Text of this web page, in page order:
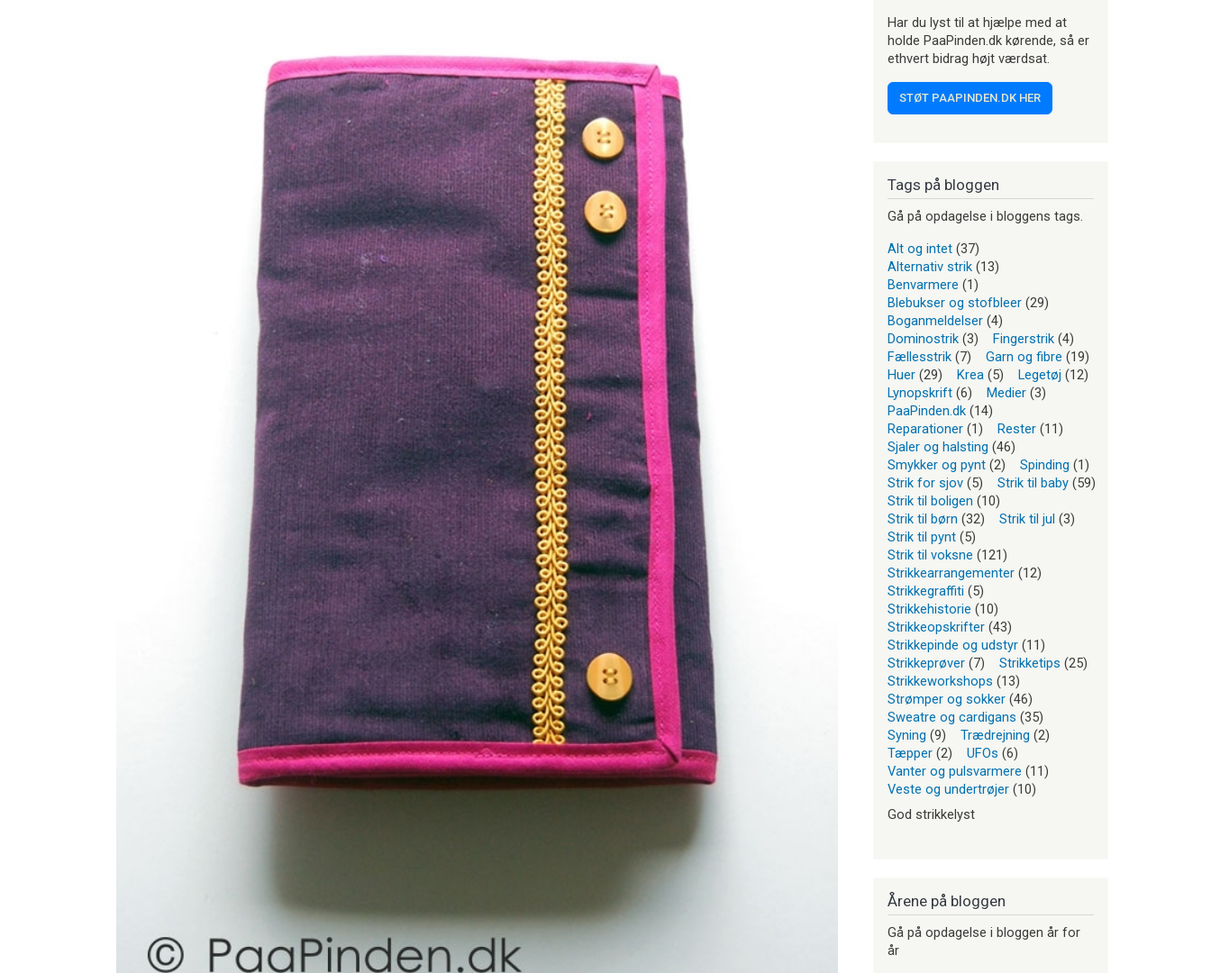
Har du lyst til at hjælpe med at
holde PaaPinden.dk kørende, så er
ethvert bidrag højt værdsat.
STØT PAAPINDEN.DK HER
Tags på bloggen
Gå på opdagelse i bloggens tags.
Alt og intet (37)
Alternativ strik (13)
Benvarmere (1)
Blebukser og stofbleer (29)
Boganmeldelser (4)
Dominostrik (3) Fingerstrik (4)
Fællesstrik (7) Garn og fibre (19)
Huer (29) Krea (5) Legetøj (12)
Lynopskrift (6) Medier (3)
PaaPinden.dk (14)
Reparationer (1) Rester (11)
Sjaler og halsting (46)
Smykker og pynt (2) Spinding (1)
Strik for sjov (5) Strik til baby (59)
Strik til boligen (10)
Strik til børn (32) Strik til jul (3)
Strik til pynt (5)
Strik til voksne (121)
Strikkearrangementer (12)
Strikkegraffiti (5)
Strikkehistorie (10)
Strikkeopskrifter (43)
Strikkepinde og udstyr (11)
Strikkeprøver (7) Strikketips (25)
Strikkeworkshops (13)
Strømper og sokker (46)
Sweatre og cardigans (35)
Syning (9) Trædrejning (2)
Tæpper (2) UFOs (6)
Vanter og pulsvarmere (11)
Veste og undertrøjer (10)
God strikkelyst
Årene på bloggen
Gå på opdagelse i bloggen år for
år